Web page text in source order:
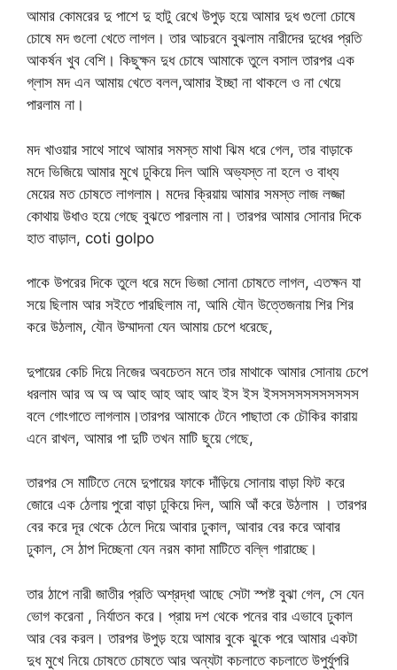
আমার কোমরের দু পাশে দু হাটু রেখে উপুড় হয়ে আমার দুধ গুলো চোষে
চোষে মদ গুলো খেতে লাগল। তার আচরনে বুঝলাম নারীদের দুধের প্রতি
আকর্ষন খুব বেশি। কিছুক্ষন দুধ চোষে আমাকে তুলে বসাল তারপর এক
গ্লাস মদ এন আমায় খেতে বলল,আমার ইচ্ছা না থাকলে ও না খেয়ে
পারলাম না।
মদ খাওয়ার সাথে সাথে আমার সমস্ত মাথা ঝিম ধরে গেল, তার বাড়াকে
মদে ভিজিয়ে আমার মুখে ঢুকিয়ে দিল আমি অভ্যস্ত না হলে ও বাধ্য
মেয়ের মত চোষতে লাগলাম। মদের ক্রিয়ায় আমার সমস্ত লাজ লজ্জা
কোথায় উধাও হয়ে গেছে বুঝতে পারলাম না। তারপর আমার সোনার দিকে
হাত বাড়াল, coti golpo
পাকে উপরের দিকে তুলে ধরে মদে ভিজা সোনা চোষতে লাগল, এতক্ষন যা
সয়ে ছিলাম আর সইতে পারছিলাম না, আমি যৌন উত্তেজনায় শির শির
করে উঠলাম, যৌন উম্মাদনা যেন আমায় চেপে ধরেছে,
দুপায়ের কেচি দিয়ে নিজের অবচেতন মনে তার মাথাকে আমার সোনায় চেপে
ধরলাম আর অ অ অ আহ আহ আহ আহ ইস ইস ইসসসসসসসসসসস
বলে গোংগাতে লাগলাম।তারপর আমাকে টেনে পাছাতা কে চৌকির কারায়
এনে রাখল, আমার পা দুটি তখন মাটি ছুয়ে গেছে,
তারপর সে মাটিতে নেমে দুপায়ের ফাকে দাঁড়িয়ে সোনায় বাড়া ফিট করে
জোরে এক ঠেলায় পুরো বাড়া ঢুকিয়ে দিল, আমি আঁ করে উঠলাম । তারপর
বের করে দূর থেকে ঠেলে দিয়ে আবার ঢুকাল, আবার বের করে আবার
ঢুকাল, সে ঠাপ দিচ্ছেনা যেন নরম কাদা মাটিতে বল্লি গারাচ্ছে।
তার ঠাপে নারী জাতীর প্রতি অশ্রদ্ধা আছে সেটা স্পষ্ট বুঝা গেল, সে যেন
ভোগ করেনা , নির্যাতন করে। প্রায় দশ থেকে পনের বার এভাবে ঢুকাল
আর বের করল। তারপর উপুড় হয়ে আমার বুকে ঝুকে পরে আমার একটা
দুধ মুখে নিয়ে চোষতে চোষতে আর অন্যটা কচলাতে কচলাতে উপুর্যুপরি